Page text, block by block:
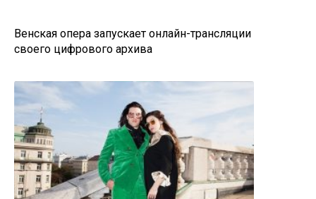
Венская опера запускает онлайн-трансляции
своего цифрового архива